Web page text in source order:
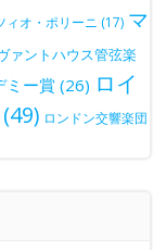
ィオ・ポリーニ (17) マ
ァントハウス管弦楽
ミー賞(26) ロイ
(49) ロンドン交響楽団